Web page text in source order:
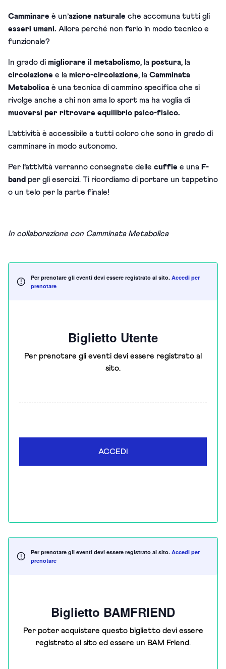
Camminare è un’azione naturale che accomuna tutti gli
esseri umani. Allora perché non farlo in modo tecnico e
funzionale?
In grado di migliorare il metabolismo, la postura, la
circolazione e la micro-circolazione, la Camminata
Metabolica è una tecnica di cammino specifica che si
rivolge anche a chi non ama lo sport ma ha voglia di
muoversi per ritrovare equilibrio psico-fisico.
L’attività è accessibile a tutti coloro che sono in grado di
camminare in modo autonomo.
Per l’attività verranno consegnate delle cuffie e una F-
band per gli esercizi. Ti ricordiamo di portare un tappetino
o un telo per la parte finale!
In collaborazione con Camminata Metabolica
Per prenotare gli eventi devi essere registrato al sito.Accedi per
prenotare
Biglietto Utente
Per prenotare gli eventi devi essere registrato al
sito.
ACCEDI
Per prenotare gli eventi devi essere registrato al sito.Accedi per
prenotare
Biglietto BAMFRIEND
Per poter acquistare questo biglietto devi essere
registrato al sito ed essere un BAM Friend.